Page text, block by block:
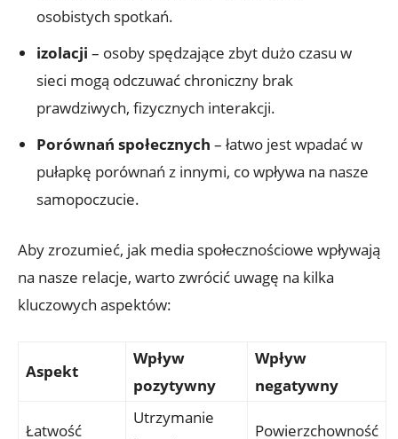
osobistych spotkań.
izolacji – osoby spędzające zbyt dużo czasu w
sieci mogą odczuwać chroniczny brak
prawdziwych, fizycznych interakcji.
Porównań społecznych – łatwo jest wpadać w
pułapkę porównań z innymi, co wpływa na nasze
samopoczucie.
Aby zrozumieć, jak media społecznościowe wpływają
na nasze relacje, warto zwrócić uwagę na kilka
kluczowych aspektów:
Aspekt
Wpływ
pozytywny
Wpływ
negatywny
Łatwość
Utrzymanie
Powierzchowność